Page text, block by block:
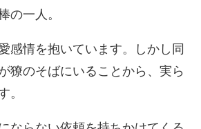
の一人。
感情を抱いています。しかし同
獠のそばにいることから、実ら
。